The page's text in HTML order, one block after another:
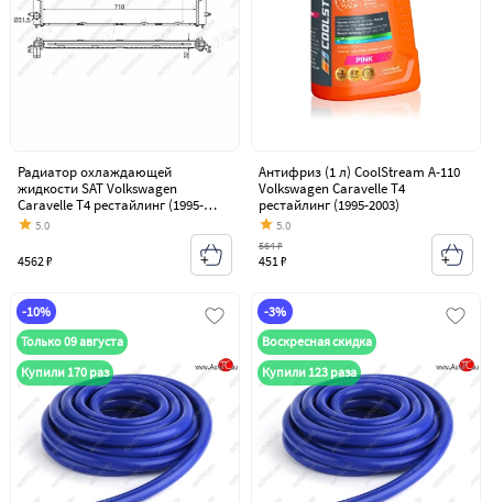
Радиатор охлаждающей
жидкости SAT Volkswagen
Caravelle T4 рестайлинг (1995-
2003)
5.0
4562 ₽
Антифриз (1 л) CoolStream A-110
Volkswagen Caravelle T4
рестайлинг (1995-2003)
5.0
451 ₽
564 ₽
-10%
Только 09 августа
Купили 170 раз
-3%
Воскресная скидка
Купили 123 раза